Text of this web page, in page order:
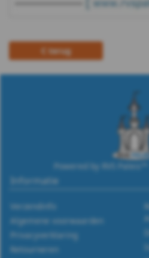
terug
Powered by RVS Paleis™ -
Informatie
Verzendinfo
Algemene voorwaarden
Privacyverklaring
Retourneren